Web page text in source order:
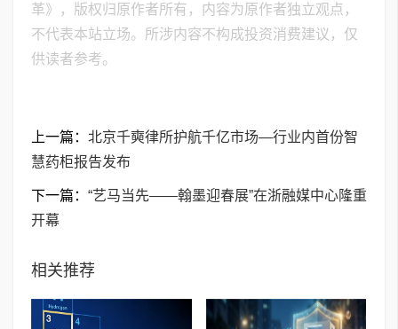
革》，版权归原作者所有，内容为原作者独立观点，
不代表本站立场。所涉内容不构成投资消费建议，仅
供读者参考。
上一篇： 北京千奭律所护航千亿市场—行业内首份智
慧药柜报告发布
下一篇： “艺马当先——翰墨迎春展”在浙融媒中心隆重
开幕
相关推荐